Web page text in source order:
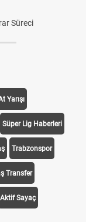
Süreci
Yarışı
Süper Lig Haberleri
Trabzonspor
Transfer
Aktif Sayaç